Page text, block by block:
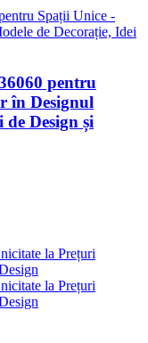
pentru
în Designul
Design și